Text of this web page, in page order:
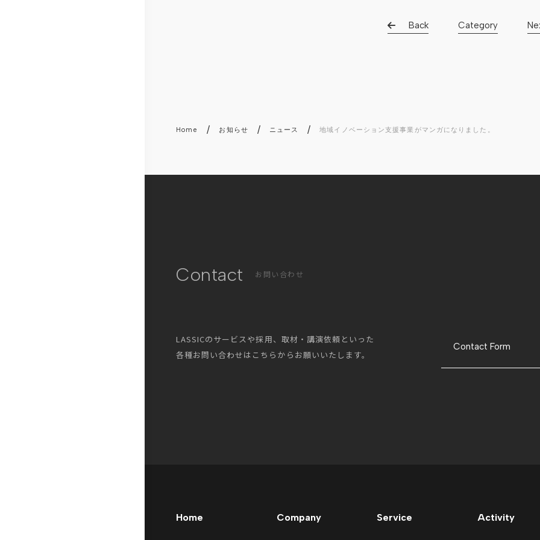
Back Category
Home / お知らせ / ニュース / 地域イノベーション支援事業がマンガになりました。
Contact お問い合わせ
LASSICのサービスや採用、取材・講演依頼といった
各種お問い合わせはこちらからお願いいたします。
Contact Form
Home Company Service Activity